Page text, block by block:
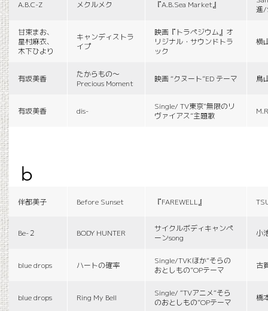
A.B.C-Z メクルメク 『A.B.Sea Market』
進/
甘束まお、
星村麻衣、
木下ひより
キャンディストラ
イプ
映画『トラペジウム』オ
リジナル・サウンドトラ
ック
横
有坂美香
たからもの〜
Precious Moment
映画 “クヌート”ED テーマ 鳥
有坂美香 dis-
Single/ TV東京“無限のリ
ヴァイアス”主題歌
b
伴都美子 Before Sunset 『FAREWELL』
Be-２ BODY HUNTER
サイクルボディキャンペ
ーンsong
小
blue drops ハートの確率
Single/TVKほか“そらの
おとしもの”OPテーマ
古
blue drops Ring My Bell
Single/ “TVアニメ“そら
のおとしもの”OPテーマ
橋